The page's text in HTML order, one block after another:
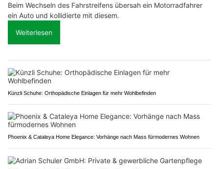
Beim Wechseln des Fahrstreifens übersah ein Motorradfahrer
ein Auto und kollidierte mit diesem.
Weiterlesen
Künzli Schuhe: Orthopädische Einlagen für mehr Wohlbefinden
Phoenix & Cataleya Home Elegance: Vorhänge nach Mass fürmodernes Wohnen